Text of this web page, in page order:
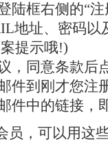
陆框右侧的“注
地址、密码以
提示哦!)
，同意条款后
件到刚才您注
件中的链接，
员，可以用这